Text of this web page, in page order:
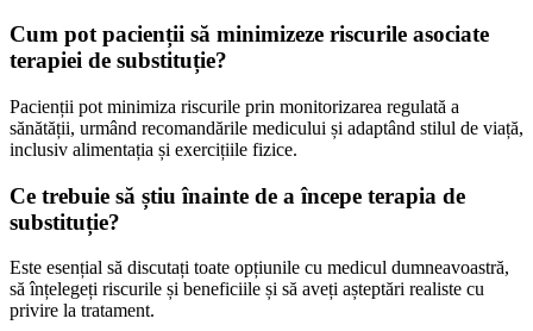
Cum pot pacienții să minimizeze riscurile asociate
terapiei de substituție?
Pacienții pot minimiza riscurile prin monitorizarea regulată a
sănătății, urmând recomandările medicului și adaptând stilul de viață,
inclusiv alimentația și exercițiile fizice.
Ce trebuie să știu înainte de a începe terapia de
substituție?
Este esențial să discutați toate opțiunile cu medicul dumneavoastră,
să înțelegeți riscurile și beneficiile și să aveți așteptări realiste cu
privire la tratament.